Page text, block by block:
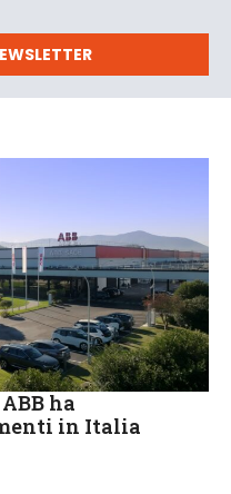
ha
in Italia